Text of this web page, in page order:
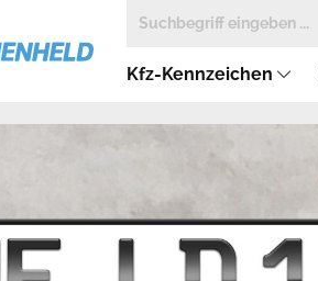
Kfz-Kennzeichen